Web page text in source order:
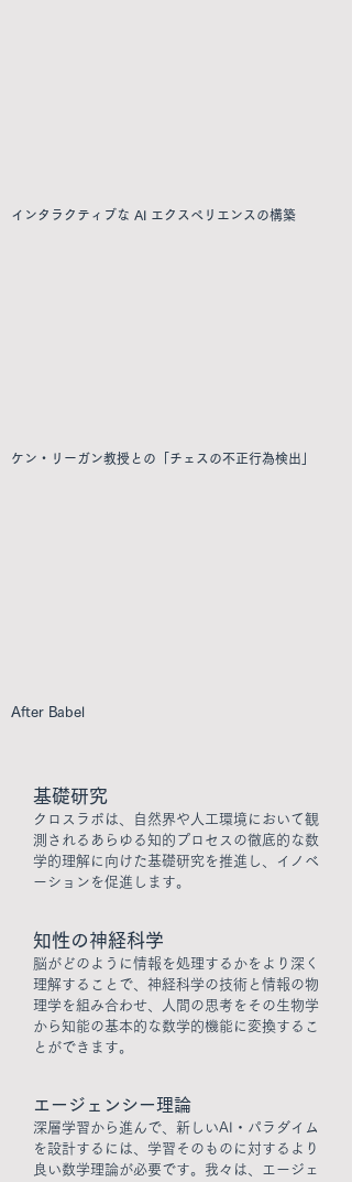
インタラクティブな AI エクスペリエンスの構築
ケン・リーガン教授との「チェスの不正行為検出」
After Babel
​基礎研究
クロスラボは、自然界や人工環境において観
測されるあらゆる知的プロセスの徹底的な数
学的理解に向けた基礎研究を推進し、イノベ
ーションを促進します。
知性の神経科学
脳がどのように情報を処理するかをより深く
理解することで、神経科学の技術と情報の物
理学を組み合わせ、人間の思考をその生物学
から知能の基本的な数学的機能に変換するこ
とができます。
エージェンシー理論
深層学習から進んで、新しいAI・パラダイム
を設計するには、学習そのものに対するより
良い数学理論が必要です。我々は、エージェ